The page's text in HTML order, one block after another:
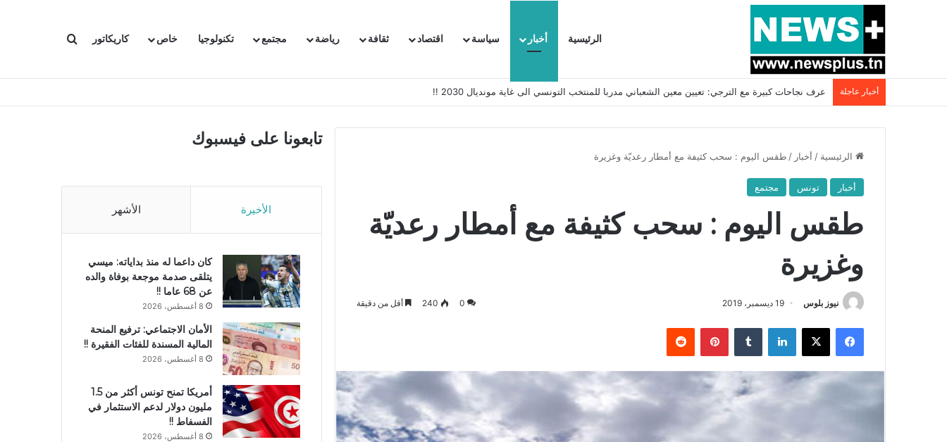
الرئيسية أخبار سياسة اقتصاد ثقافة رياضة مجتمع تكنولوجيا خاص كاريكاتور بحث عن
أخبار عاجلة بسبب المرزوقي وبتكليف من سعيّد: الخارجية تستدعي السفيرة الفرنسية بتونس وتبلغها احتجاجا شديد اللهجة !!
الرئيسية / أخبار / طقس اليوم : سحب كثيفة مع أمطار رعديّة وغزيرة
أخبار تونس مجتمع
طقس اليوم : سحب كثيفة مع أمطار رعديّة
وغزيرة
نيوز بلوس 19 ديسمبر، 2019 0
240 أقل من دقيقة
فيسبوك X لينكدإن بينتيريست
تابعونا على فيسبوك
الأخيرة الأشهر
كان داعما له منذ بداياته: ميسي
يتلقى صدمة موجعة بوفاة والده
عن 68 عاما !!
8 أغسطس، 2026
الأمان الاجتماعي: ترفيع المنحة
المالية المسندة للفئات الفقيرة !!
8 أغسطس، 2026
أمريكا تمنح تونس أكثر من 1.5
مليون دولار لدعم الاستثمار في
الفسفاط !!
8 أغسطس، 2026